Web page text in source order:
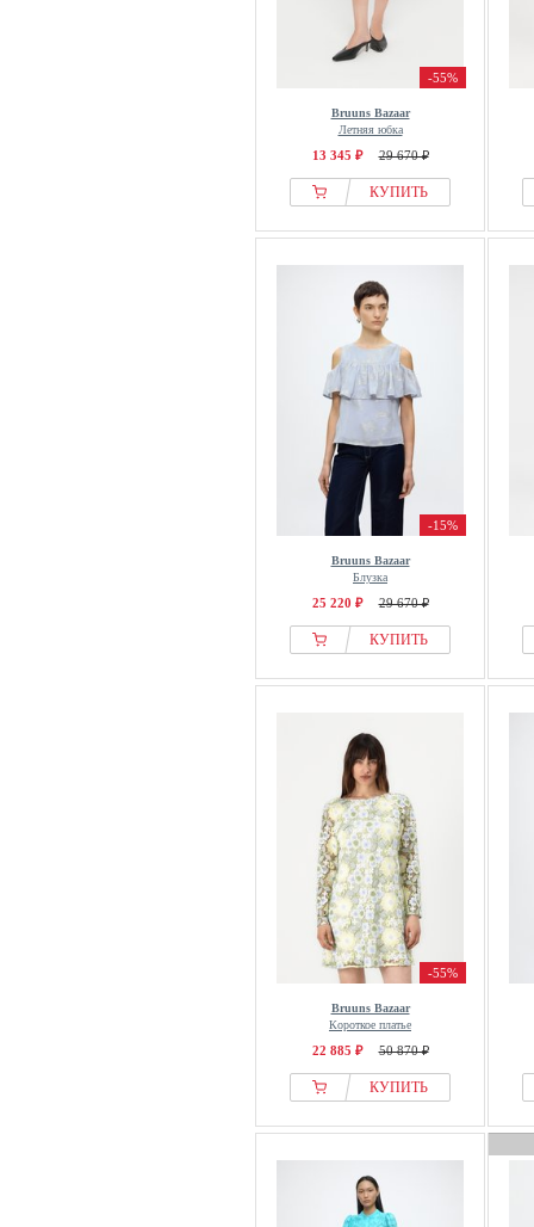
-55%
Bruuns Bazaar
Летняя юбка
13 345 ₽ 29 670 ₽
КУПИТЬ
-15%
Bruuns Bazaar
Блузка
25 220 ₽ 29 670 ₽
КУПИТЬ
-55%
Bruuns Bazaar
Короткое платье
22 885 ₽ 50 870 ₽
КУПИТЬ